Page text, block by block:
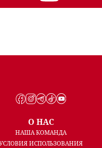
О НАС
НАША КОМАНДА
ИСПОЛЬЗОВАНИЯ